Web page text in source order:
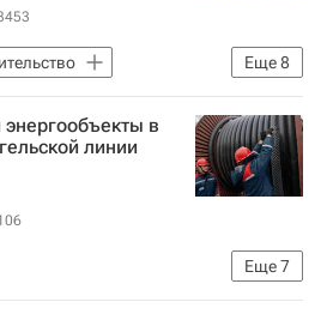
Еще8
Воробьев
кольцо (МЦК)
метро в Москве
в
линии
Еще7
для жизни